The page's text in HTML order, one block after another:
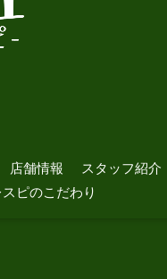
店舗情報 スタッフ紹介
スピのこだわり